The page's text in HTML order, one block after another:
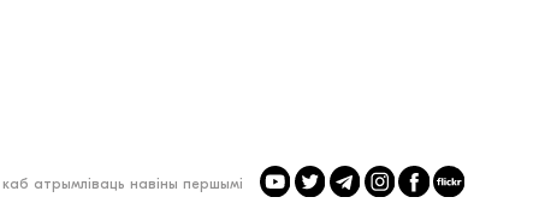
атрымліваць навіны першымі